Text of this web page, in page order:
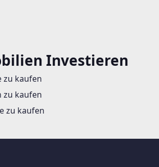
Investieren
zu kaufen
zu kaufen
zu kaufen
viele Treffer erzeugen. Bitte setzen
Verarbeitung meiner Daten, wie
beschrieben,